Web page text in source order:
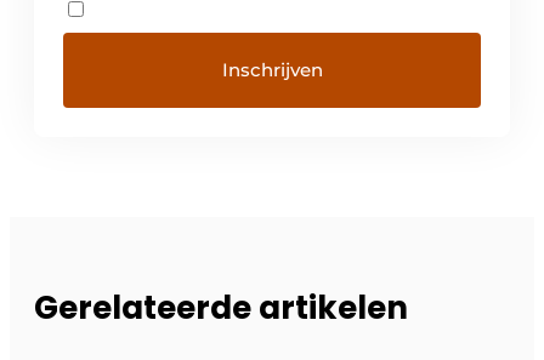
Gerelateerde artikelen